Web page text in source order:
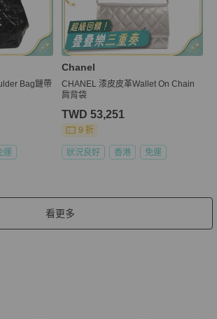
Bag鏈帶
運
Chanel
CHANEL 漆皮皮革Wallet On Chain
肩背袋
TWD 53,251
9 折
狀況良好 香港 免運
看更多